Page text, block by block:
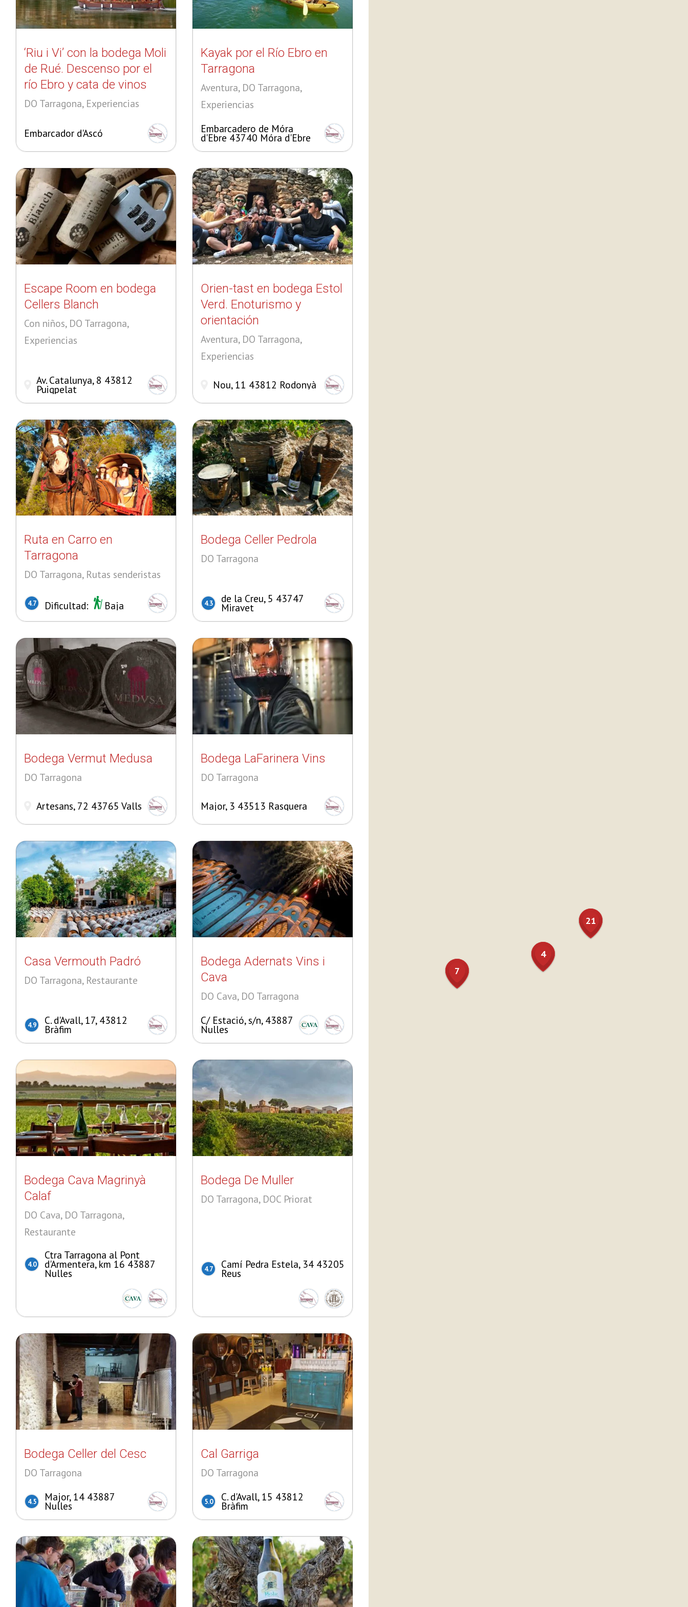
‘Riu i Vi’ con la bodega Moli
de Rué. Descenso por el
río Ebro y cata de vinos
DO Tarragona, Experiencias
Embarcador d'Ascó
Kayak por el Río Ebro en
Tarragona
Aventura, DO Tarragona,
Experiencias
Embarcadero de Móra
d'Ebre 43740 Móra d'Ebre
Escape Room en bodega
Cellers Blanch
Con niños, DO Tarragona,
Experiencias
Av. Catalunya, 8 43812
Puigpelat
Orien-tast en bodega Estol
Verd. Enoturismo y
orientación
Aventura, DO Tarragona,
Experiencias
Nou, 11 43812 Rodonyà
Ruta en Carro en
Tarragona
DO Tarragona, Rutas senderistas
4.7 Dificultad: Baja
Bodega Celler Pedrola
DO Tarragona
4.3 de la Creu, 5 43747
Miravet
Bodega Vermut Medusa
DO Tarragona
Artesans, 72 43765 Valls
Bodega LaFarinera Vins
DO Tarragona
Major, 3 43513 Rasquera
Casa Vermouth Padró
DO Tarragona, Restaurante
4.9 C. d'Avall, 17, 43812
Bràfim
Bodega Adernats Vins i
Cava
DO Cava, DO Tarragona
C/ Estació, s/n, 43887
Nulles
Bodega Cava Magrinyà
Calaf
DO Cava, DO Tarragona,
Restaurante
4.0
Ctra Tarragona al Pont
d'Armentera, km 16 43887
Nulles
Bodega De Muller
DO Tarragona, DOC Priorat
4.7 Camí Pedra Estela, 34 43205
Reus
Bodega Celler del Cesc
DO Tarragona
4.5 Major, 14 43887
Nulles
Cal Garriga
DO Tarragona
5.0 C. d'Avall, 15 43812
Bràfim
4
21
7